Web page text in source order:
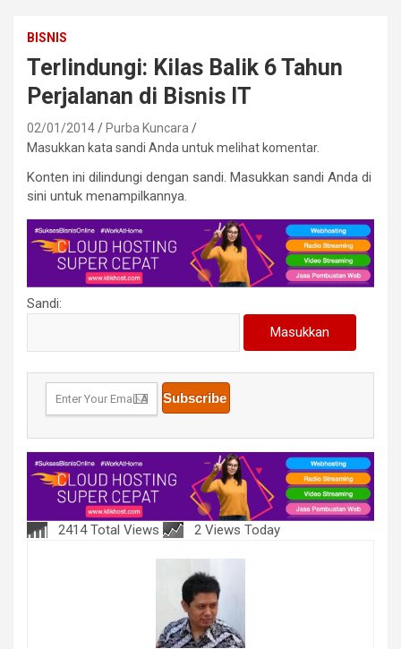
BISNIS
Terlindungi: Kilas Balik 6 Tahun
Perjalanan di Bisnis IT
02/01/2014
Purba Kuncara
Masukkan kata sandi Anda untuk melihat komentar.
Konten ini dilindungi dengan sandi. Masukkan sandi Anda di
sini untuk menampilkannya.
Sandi:
2414 Total Views 2 Views Today